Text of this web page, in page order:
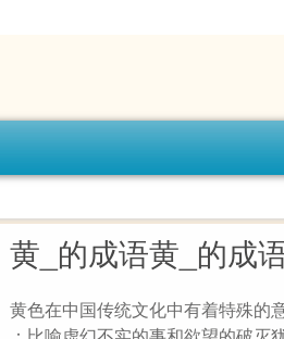
黄_的成语黄_的成
黄色在中国传统文化中有着特殊的